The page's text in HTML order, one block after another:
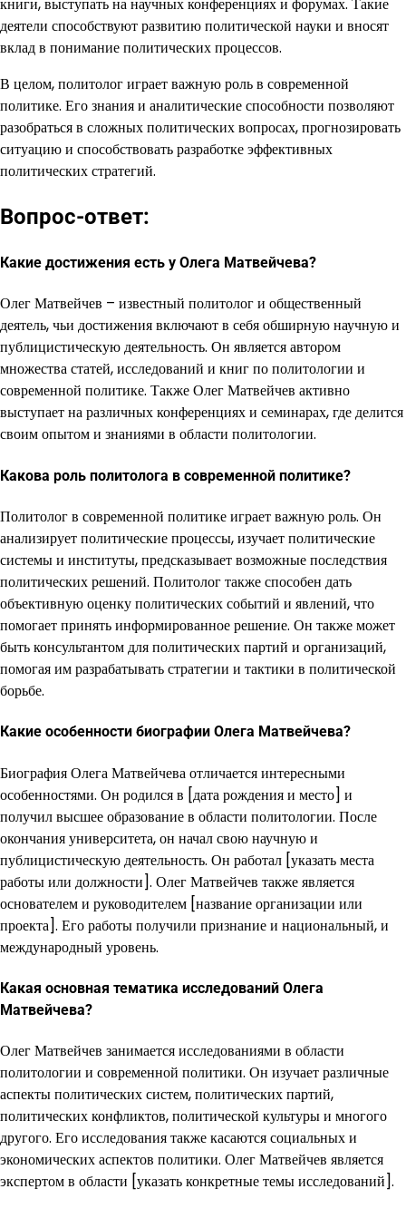
деятели способствуют развитию политической науки и вносят
вклад в понимание политических процессов.
В целом, политолог играет важную роль в современной
политике. Его знания и аналитические способности позволяют
разобраться в сложных политических вопросах, прогнозировать
ситуацию и способствовать разработке эффективных
политических стратегий.
Вопрос-ответ:
Какие достижения есть у Олега Матвейчева?
Олег Матвейчев – известный политолог и общественный
деятель, чьи достижения включают в себя обширную научную и
публицистическую деятельность. Он является автором
множества статей, исследований и книг по политологии и
современной политике. Также Олег Матвейчев активно
выступает на различных конференциях и семинарах, где делится
своим опытом и знаниями в области политологии.
Какова роль политолога в современной политике?
Политолог в современной политике играет важную роль. Он
анализирует политические процессы, изучает политические
системы и институты, предсказывает возможные последствия
политических решений. Политолог также способен дать
объективную оценку политических событий и явлений, что
помогает принять информированное решение. Он также может
быть консультантом для политических партий и организаций,
помогая им разрабатывать стратегии и тактики в политической
борьбе.
Какие особенности биографии Олега Матвейчева?
Биография Олега Матвейчева отличается интересными
особенностями. Он родился в [дата рождения и место] и
получил высшее образование в области политологии. После
окончания университета, он начал свою научную и
публицистическую деятельность. Он работал [указать места
работы или должности]. Олег Матвейчев также является
основателем и руководителем [название организации или
проекта]. Его работы получили признание и национальный, и
международный уровень.
Какая основная тематика исследований Олега
Матвейчева?
Олег Матвейчев занимается исследованиями в области
политологии и современной политики. Он изучает различные
аспекты политических систем, политических партий,
политических конфликтов, политической культуры и многого
другого. Его исследования также касаются социальных и
экономических аспектов политики. Олег Матвейчев является
экспертом в области [указать конкретные темы исследований].